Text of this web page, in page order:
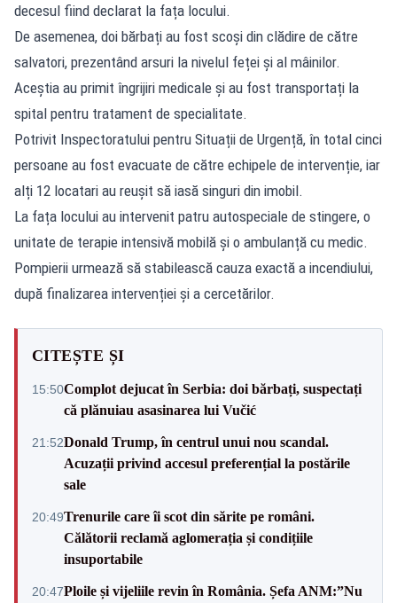
decesul fiind declarat la fața locului.
De asemenea, doi bărbați au fost scoși din clădire de către
salvatori, prezentând arsuri la nivelul feței și al mâinilor.
Aceștia au primit îngrijiri medicale și au fost transportați la
spital pentru tratament de specialitate.
Potrivit Inspectoratului pentru Situații de Urgență, în total cinci
persoane au fost evacuate de către echipele de intervenție, iar
alți 12 locatari au reușit să iasă singuri din imobil.
La fața locului au intervenit patru autospeciale de stingere, o
unitate de terapie intensivă mobilă și o ambulanță cu medic.
Pompierii urmează să stabilească cauza exactă a incendiului,
după finalizarea intervenției și a cercetărilor.
CITEȘTE ȘI
15:50Complot dejucat în Serbia: doi bărbați, suspectați
că plănuiau asasinarea lui Vučić
21:52Donald Trump, în centrul unui nou scandal.
Acuzații privind accesul preferențial la postările
sale
20:49Trenurile care îi scot din sărite pe români.
Călătorii reclamă aglomerația și condițiile
insuportabile
20:47Ploile și vijeliile revin în România. Șefa ANM:”Nu